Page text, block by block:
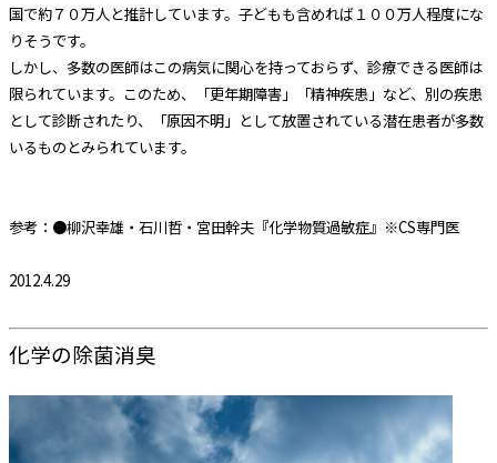
国で約７０万人と推計しています。子どもも含めれば１００万人程度にな
りそうです。
しかし、多数の医師はこの病気に関心を持っておらず、診療できる医師は
限られています。このため、「更年期障害」「精神疾患」など、別の疾患
として診断されたり、「原因不明」として放置されている潜在患者が多数
いるものとみられています。
参考：●柳沢幸雄・石川哲・宮田幹夫『化学物質過敏症』※CS専門医
2012.4.29
化学の除菌消臭